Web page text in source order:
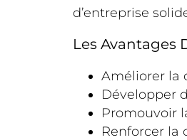
d’entreprise
Les Avantages
Améliorer la
Développer
Promouvoir
Renforcer la